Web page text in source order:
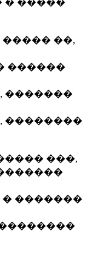
��,
������
�������
��������
���,
�������